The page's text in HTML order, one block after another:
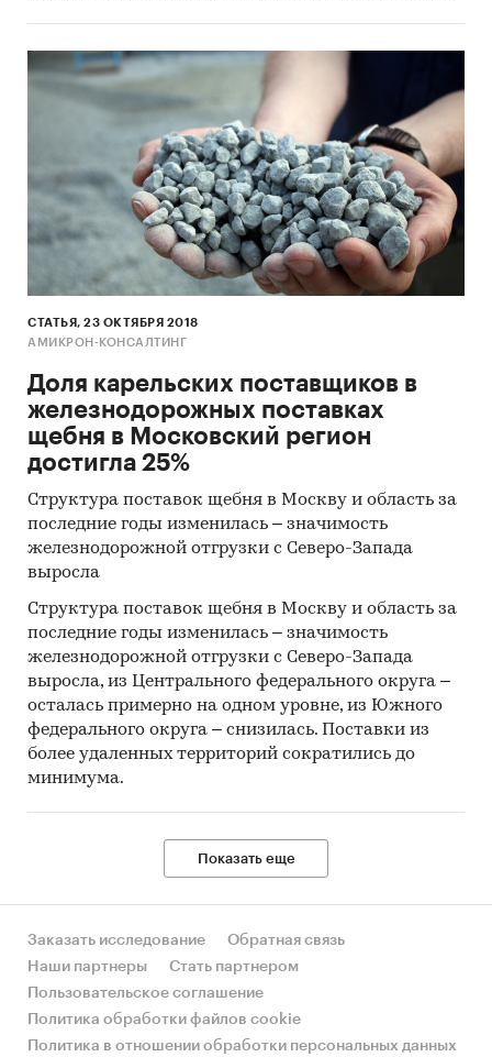
СТАТЬЯ, 23 ОКТЯБРЯ 2018
АМИКРОН-КОНСАЛТИНГ
Доля карельских поставщиков в
железнодорожных поставках
щебня в Московский регион
достигла 25%
Структура поставок щебня в Москву и область за
последние годы изменилась – значимость
железнодорожной отгрузки с Северо-Запада
выросла
Структура поставок щебня в Москву и область за
последние годы изменилась – значимость
железнодорожной отгрузки с Северо-Запада
выросла, из Центрального федерального округа –
осталась примерно на одном уровне, из Южного
федерального округа – снизилась. Поставки из
более удаленных территорий сократились до
минимума.
Показать еще
Заказать исследование
Обратная связь
Наши партнеры
Стать партнером
Пользовательское соглашение
Политика обработки файлов cookie
Политика в отношении обработки персональных данных